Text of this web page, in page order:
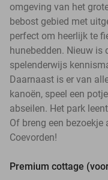
omgeving van het
bebost gebied met
perfect om heerlijk te
hunebedden. Nieuw is
spelenderwijs
Daarnaast is er van
kanoën, speel een
abseilen. Het park
Of breng een
Coevorden!
Premium cottage